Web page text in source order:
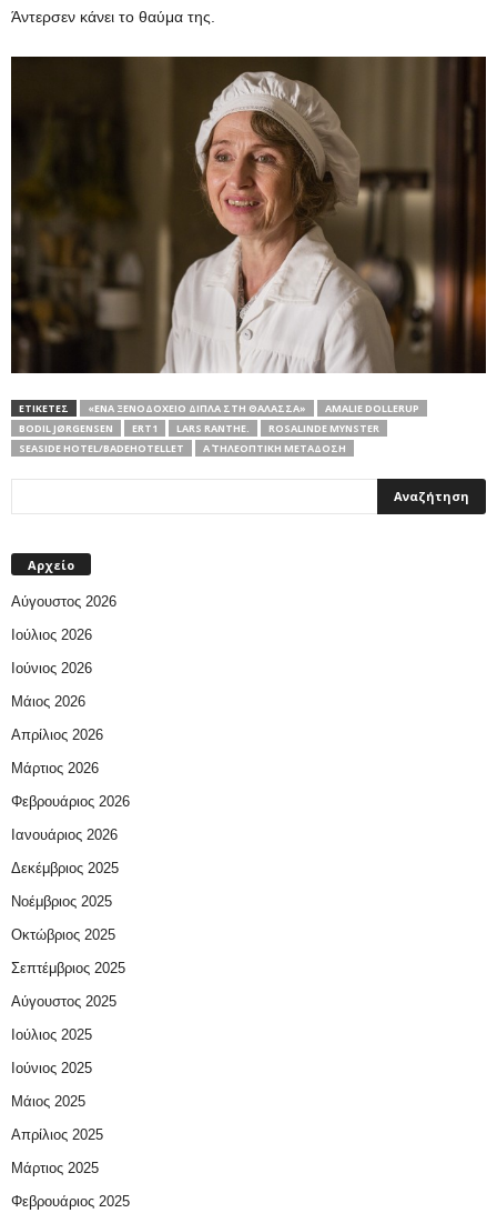
Άντερσεν κάνει το θαύμα της.
ΕΤΙΚΕΤΕΣ «ΈΝΑ ΞΕΝΟΔΟΧΕΊΟ ΔΊΠΛΑ ΣΤΗ ΘΆΛΑΣΣΑ»
AMALIE DOLLERUP
BODIL JØRGENSEN
ERT1 LARS RANTHE.
ROSALINDE MYNSTER
SEASIDE HOTEL/BADEHOTELLET
Α΄ ΤΗΛΕΟΠΤΙΚΗ ΜΕΤΑΔΟΣΗ
Αρχείο
Αύγουστος 2026
Ιούλιος 2026
Ιούνιος 2026
Μάιος 2026
Απρίλιος 2026
Μάρτιος 2026
Φεβρουάριος 2026
Ιανουάριος 2026
Δεκέμβριος 2025
Νοέμβριος 2025
Οκτώβριος 2025
Σεπτέμβριος 2025
Αύγουστος 2025
Ιούλιος 2025
Ιούνιος 2025
Μάιος 2025
Απρίλιος 2025
Μάρτιος 2025
Φεβρουάριος 2025